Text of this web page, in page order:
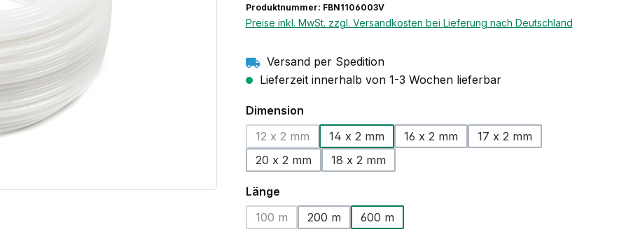
Produktnummer: FBN1106003V
Preise inkl. MwSt. zzgl. Versandkosten bei Lieferung nach Deutschland
Versand per Spedition
Lieferzeit innerhalb von 1-3 Wochen lieferbar
Dimensionauswählen
12 x 2 mm
(Diese Option ist zurzeit nicht verfügbar.)
14 x 2 mm 16 x 2 mm
17 x 2 mm
20 x 2 mm
18 x 2 mm
Längeauswählen
100 m
(Diese Option ist zurzeit nicht verfügbar.)
200 m 600 m